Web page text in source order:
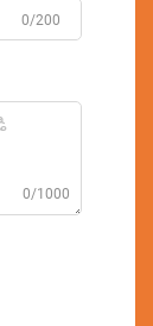
0/200
0/1000